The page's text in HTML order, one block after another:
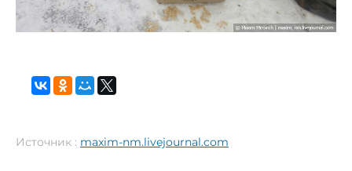
Источник : maxim-nm.livejournal.com